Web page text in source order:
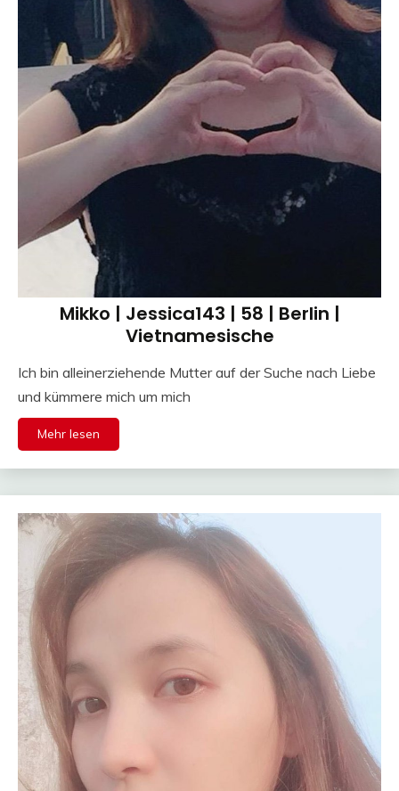
Mikko | Jessica143 | 58 | Berlin |
Vietnamesische
Ich bin alleinerziehende Mutter auf der Suche nach Liebe
und kümmere mich um mich
Mehr lesen